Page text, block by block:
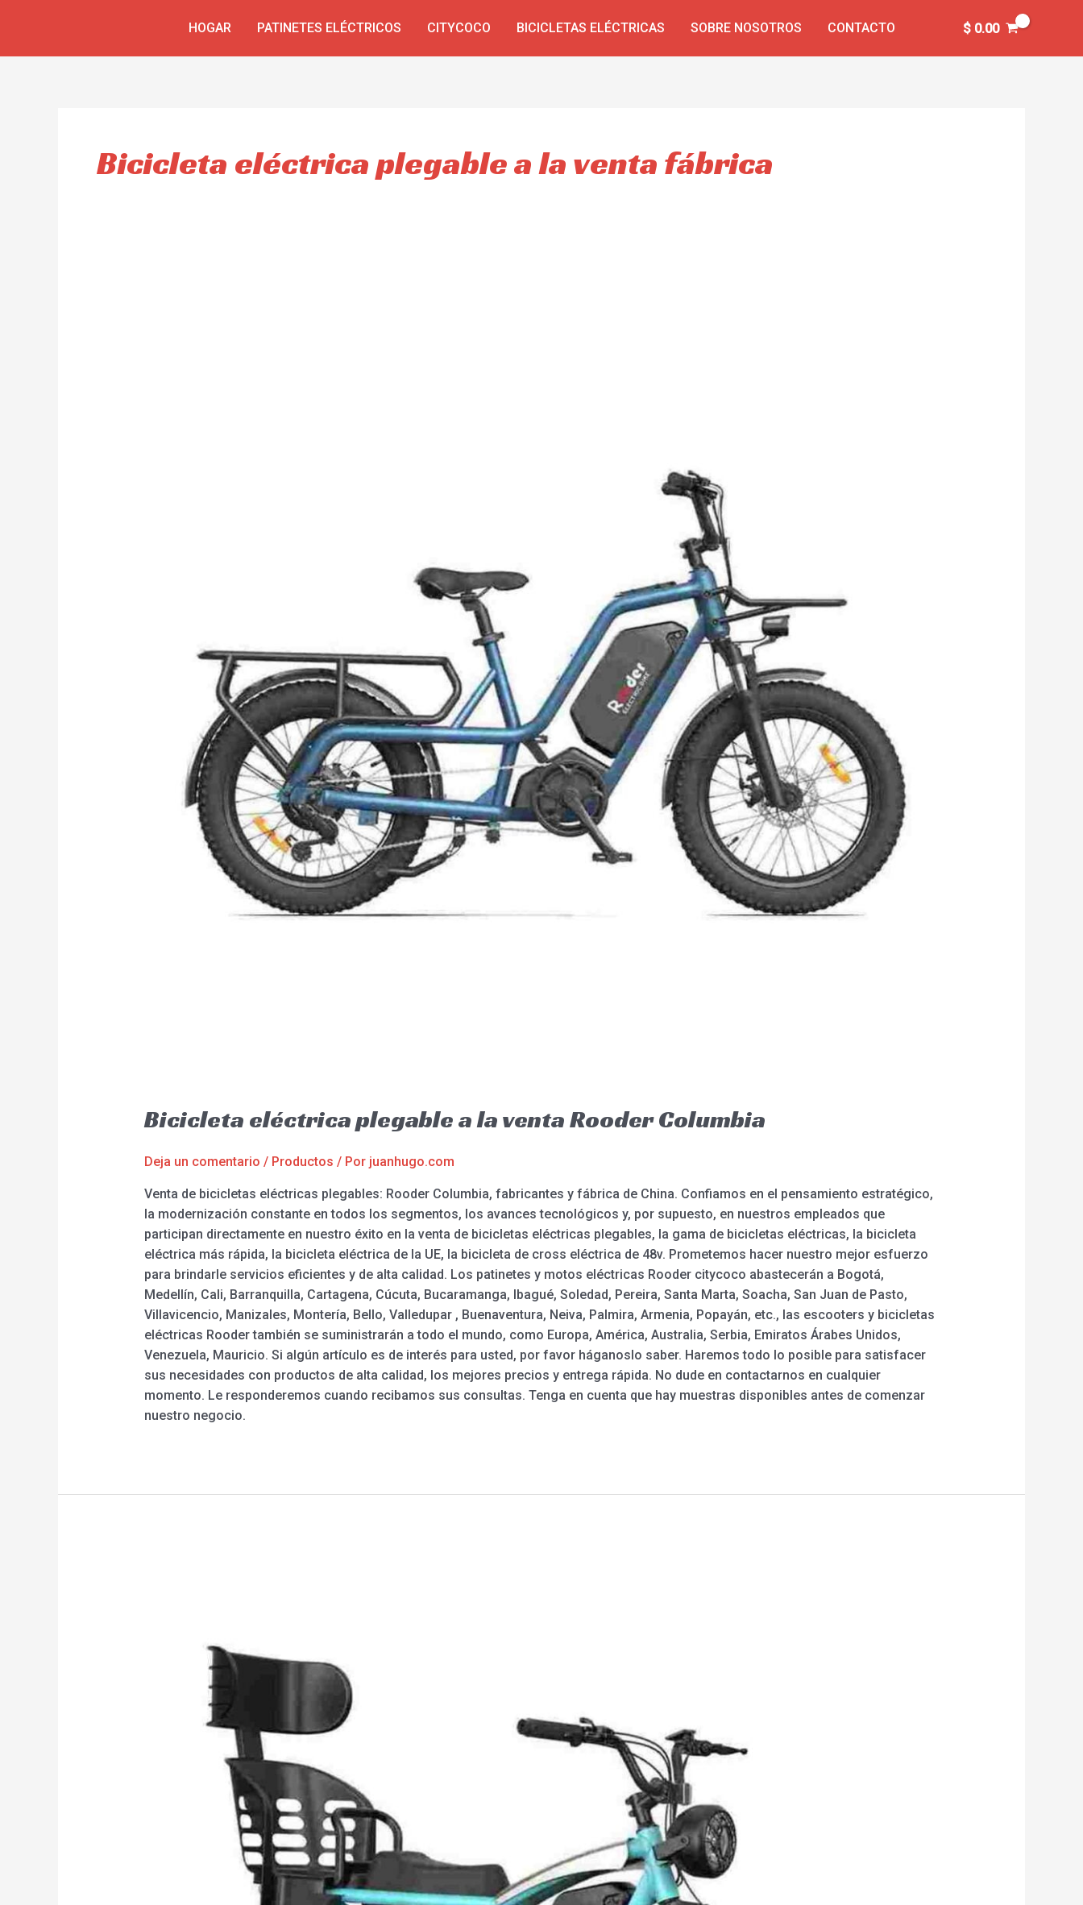
HOGAR PATINETES ELÉCTRICOS CITYCOCO BICICLETAS ELÉCTRICAS SOBRE NOSOTROS CONTACTO $0.00
Bicicleta eléctrica plegable a la venta fábrica
Bicicleta eléctrica plegable a la venta Rooder Columbia
Deja un comentario / Productos / Por juanhugo.com
Venta de bicicletas eléctricas plegables: Rooder Columbia, fabricantes y fábrica de China. Confiamos en el pensamiento estratégico,
la modernización constante en todos los segmentos, los avances tecnológicos y, por supuesto, en nuestros empleados que
participan directamente en nuestro éxito en la venta de bicicletas eléctricas plegables, la gama de bicicletas eléctricas, la bicicleta
eléctrica más rápida, la bicicleta eléctrica de la UE, la bicicleta de cross eléctrica de 48v. Prometemos hacer nuestro mejor esfuerzo
para brindarle servicios eficientes y de alta calidad. Los patinetes y motos eléctricas Rooder citycoco abastecerán a Bogotá,
Medellín, Cali, Barranquilla, Cartagena, Cúcuta, Bucaramanga, Ibagué, Soledad, Pereira, Santa Marta, Soacha, San Juan de Pasto,
Villavicencio, Manizales, Montería, Bello, Valledupar , Buenaventura, Neiva, Palmira, Armenia, Popayán, etc., las escooters y bicicletas
eléctricas Rooder también se suministrarán a todo el mundo, como Europa, América, Australia, Serbia, Emiratos Árabes Unidos,
Venezuela, Mauricio. Si algún artículo es de interés para usted, por favor háganoslo saber. Haremos todo lo posible para satisfacer
sus necesidades con productos de alta calidad, los mejores precios y entrega rápida. No dude en contactarnos en cualquier
momento. Le responderemos cuando recibamos sus consultas. Tenga en cuenta que hay muestras disponibles antes de comenzar
nuestro negocio.